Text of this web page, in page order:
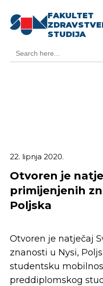
FAKULTET
STUDIJA
for:
22. lipnja 2020.
Otvoren je
primijenjenih
Poljska
Otvoren je natječaj
znanosti u Nysi,
studentsku
preddiplomskog